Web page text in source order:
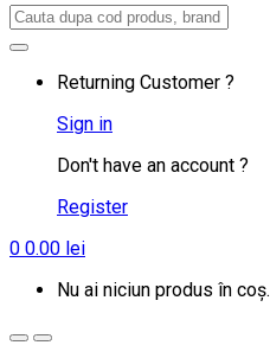
Search
Returning Customer ?
Sign in
Don't have an account ?
Register
0 0.00 lei
Nu ai niciun produs în coș.